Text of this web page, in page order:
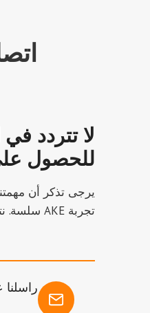
لا تتردد
للحصول
يرجى تذكر أن
تجربة AKE سلسة. نتطلع إلى التواصل معك!
راسلنا